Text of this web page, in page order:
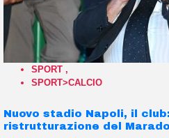
SPORT ,
SPORT>CALCIO
Nuovo stadio Napoli, il
ristrutturazione del